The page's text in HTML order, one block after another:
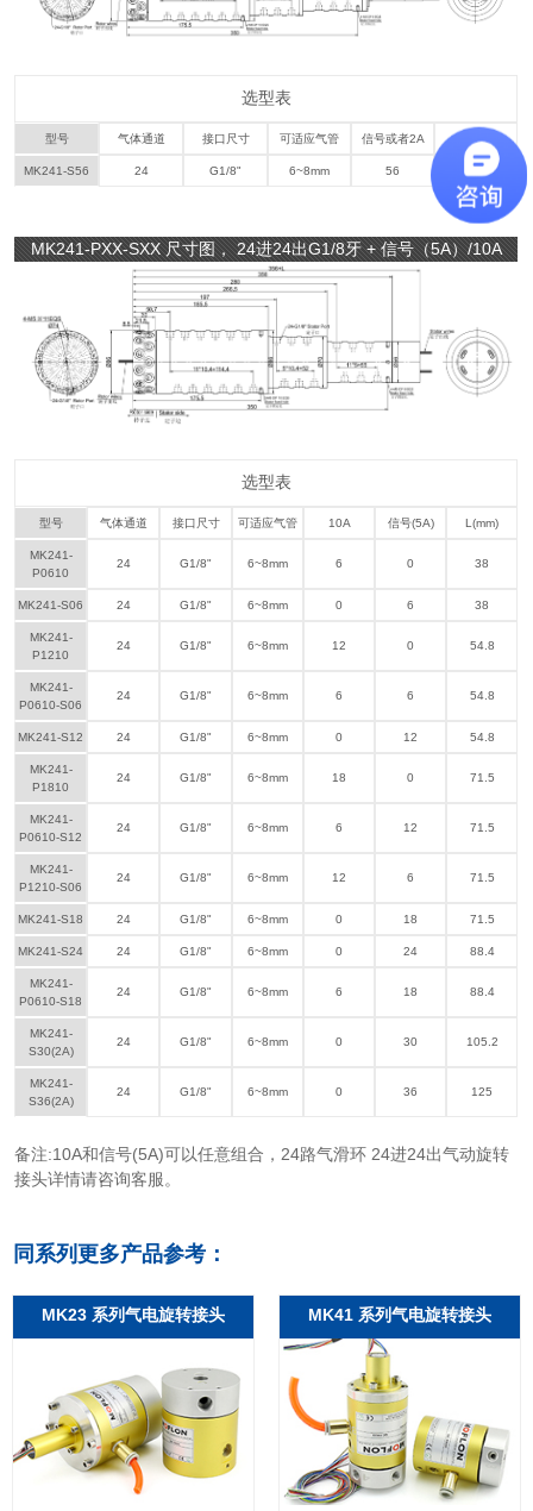
选型表
型号 气体通道 接口尺寸 可适应气管 信号或者2A 长度
MK241-S56 24 G1/8" 6~8mm 56 448.4
MK241-PXX-SXX 尺寸图， 24进24出G1/8牙 + 信号（5A）/10A
选型表
型号 气体通道 接口尺寸 可适应气管 10A 信号(5A) L(mm)
MK241-
P0610
24 G1/8" 6~8mm 6 0 38
MK241-S06 24 G1/8" 6~8mm 0 6 38
MK241-
P1210
24 G1/8" 6~8mm 12 0 54.8
MK241-
P0610-S06
24 G1/8" 6~8mm 6 6 54.8
MK241-S12 24 G1/8" 6~8mm 0 12 54.8
MK241-
P1810
24 G1/8" 6~8mm 18 0 71.5
MK241-
P0610-S12
24 G1/8" 6~8mm 6 12 71.5
MK241-
P1210-S06
24 G1/8" 6~8mm 12 6 71.5
MK241-S18 24 G1/8" 6~8mm 0 18 71.5
MK241-S24 24 G1/8" 6~8mm 0 24 88.4
MK241-
P0610-S18
24 G1/8" 6~8mm 6 18 88.4
MK241-
S30(2A)
24 G1/8" 6~8mm 0 30 105.2
MK241-
S36(2A)
24 G1/8" 6~8mm 0 36 125
备注:10A和信号(5A)可以任意组合，24路气滑环 24进24出气动旋转
接头详情请咨询客服。
同系列更多产品参考：
MK23 系列气电旋转接头 MK41 系列气电旋转接头